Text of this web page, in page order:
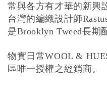
常與各方有才華的新興
台灣的編織設計師
是Brooklyn Tweed長期
物實日常WOOL &
區唯一授權之經銷商。